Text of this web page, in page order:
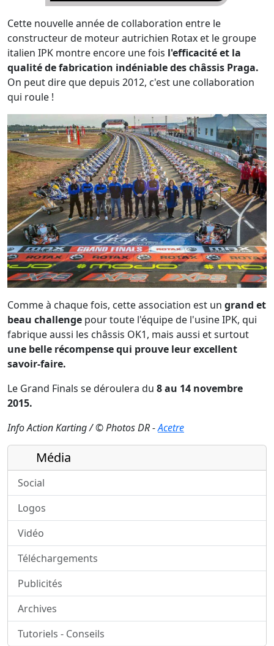
Cette nouvelle année de collaboration entre le
constructeur de moteur autrichien Rotax et le groupe
italien IPK montre encore une fois l'efficacité et la
qualité de fabrication indéniable des châssis Praga.
On peut dire que depuis 2012, c'est une collaboration
qui roule !
Comme à chaque fois, cette association est un grand et
beau challenge pour toute l'équipe de l'usine IPK, qui
fabrique aussi les châssis OK1, mais aussi et surtout
une belle récompense qui prouve leur excellent
savoir-faire.
Le Grand Finals se déroulera du 8 au 14 novembre
2015.
Info Action Karting / © Photos DR -Acetre
Média
Social
Logos
Vidéo
Téléchargements
Publicités
Archives
Tutoriels - Conseils